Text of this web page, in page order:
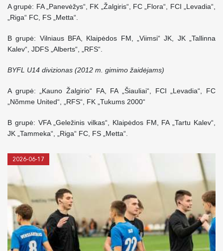
A grupė: FA „Panevėžys“, FK „Žalgiris“, FC „Flora“, FCI „Levadia“,
„Riga“ FC, FS „Metta“.
B grupė: Vilniaus BFA, Klaipėdos FM, „Viimsi“ JK, JK „Tallinna
Kalev“, JDFS „Alberts“, „RFS“.
BYFL U14 divizionas (2012 m. gimimo žaidėjams)
A grupė: „Kauno Žalgirio“ FA, FA „Šiauliai“, FCI „Levadia“, FC
„Nõmme United“, „RFS“, FK „Tukums 2000“
B grupė: VFA „Geležinis vilkas“, Klaipėdos FM, FA „Tartu Kalev“,
JK „Tammeka“, „Riga“ FC, FS „Metta“.
2026-06-17